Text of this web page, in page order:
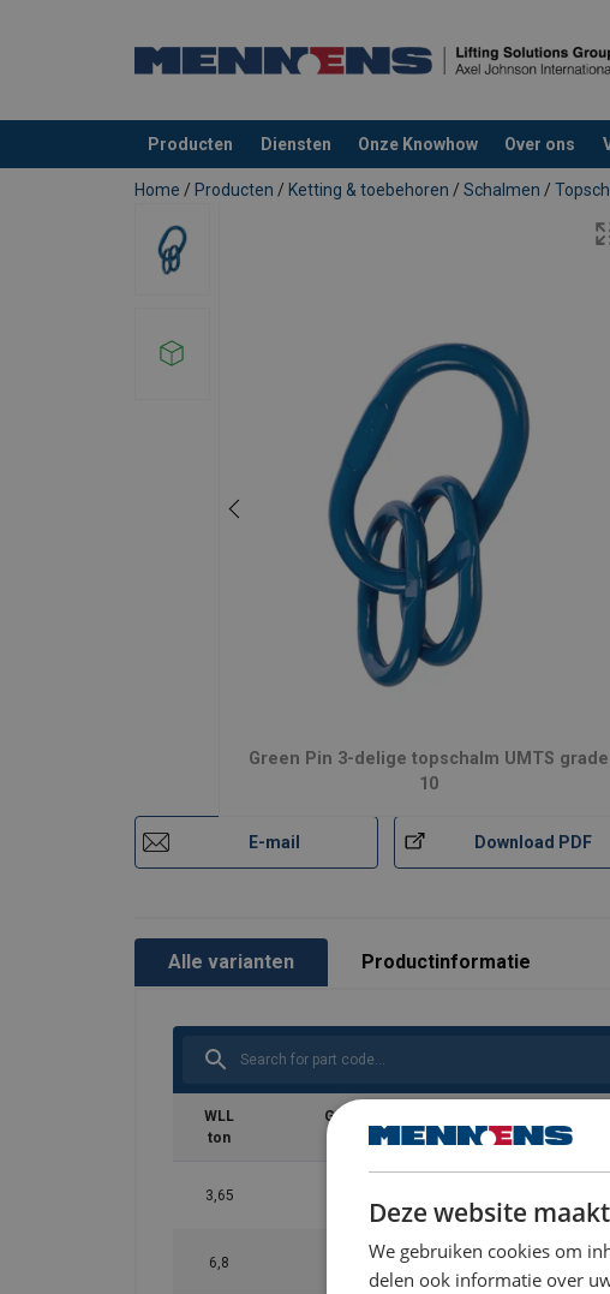
Producten Diensten Onze Knowhow Over ons
toegevoegd aan uw offerte
Home / Producten / Ketting & toebehoren / Schalmen /
Green Pin 3-delige topschalm UMTS grade
10
E-mail Download PDF
Alle varianten Productinformatie
WLL
ton
Gewicht
3,65
6,8
Materiaal:
Veiligheidsfactor:
Deze website
We gebruiken cookies om
delen ook informatie over